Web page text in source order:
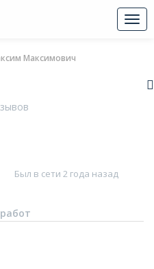
Максимович
Был в сети 2 года назад